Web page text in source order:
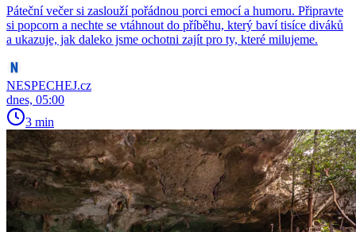
Páteční večer si zaslouží pořádnou porci emocí a humoru. Připravte
si popcorn a nechte se vtáhnout do příběhu, který baví tisíce diváků
a ukazuje, jak daleko jsme ochotni zajít pro ty, které milujeme.
NESPECHEJ.cz
dnes, 05:00
3 min